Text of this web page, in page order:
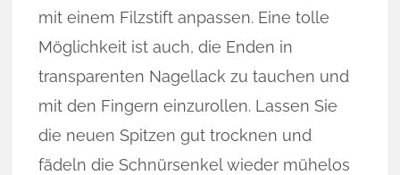
mit einem Filzstift anpassen. Eine tolle
Möglichkeit ist auch, die Enden in
transparenten Nagellack zu tauchen und
mit den Fingern einzurollen. Lassen Sie
die neuen Spitzen gut trocknen und
fädeln die Schnürsenkel wieder mühelos